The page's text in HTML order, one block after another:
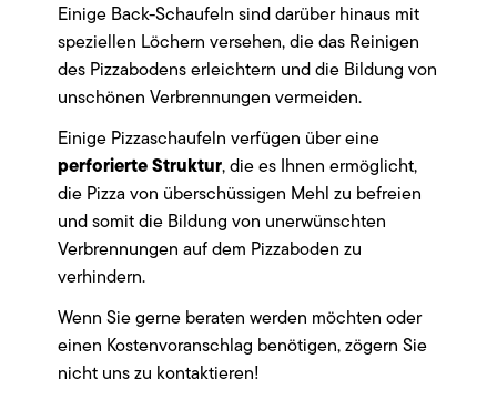
Einige Back-Schaufeln sind darüber hinaus mit
speziellen Löchern versehen, die das Reinigen
des Pizzabodens erleichtern und die Bildung von
unschönen Verbrennungen vermeiden.
Einige Pizzaschaufeln verfügen über eine
perforierte Struktur, die es Ihnen ermöglicht,
die Pizza von überschüssigen Mehl zu befreien
und somit die Bildung von unerwünschten
Verbrennungen auf dem Pizzaboden zu
verhindern.
Wenn Sie gerne beraten werden möchten oder
einen Kostenvoranschlag benötigen, zögern Sie
nicht uns zu kontaktieren!